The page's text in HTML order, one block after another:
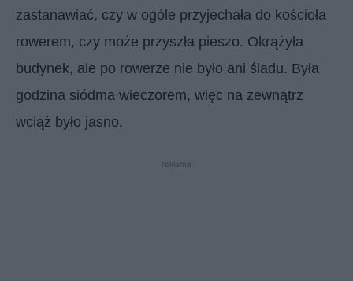
zastanawiać, czy w ogóle przyjechała do kościoła
rowerem, czy może przyszła pieszo. Okrążyła
budynek, ale po rowerze nie było ani śladu. Była
godzina siódma wieczorem, więc na zewnątrz
wciąż było jasno.
reklama